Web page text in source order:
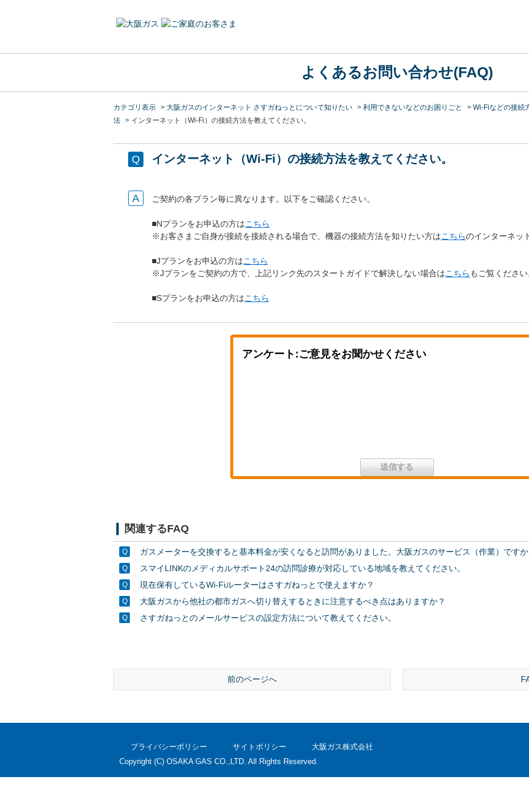
よくあるお問い合わせ(FAQ)
カテゴリ表示 > 大阪ガスのインターネット さすガねっとについて知りたい > 利用できないなどのお困りごと > Wi‐Fiなどの接続
法 > インターネット（Wi-Fi）の接続方法を教えてください。
インターネット（Wi-Fi）の接続方法を教えてください。
ご契約の各プラン毎に異なります。以下をご確認ください。
■Nプランをお申込の方はこちら
※お客さまご自身が接続を接続される場合で、機器の接続方法を知りたい方はこちらのインターネッ
■Jプランをお申込の方はこちら
※Jプランをご契約の方で、上記リンク先のスタートガイドで解決しない場合はこちら もご覧くださ
■Sプランをお申込の方はこちら
アンケート:ご意見をお聞かせください
関連するFAQ
ガスメーターを交換すると基本料金が安くなると訪問がありました。大阪ガスのサービス（作業）です
スマイLINKのメディカルサポート24の訪問診療が対応している地域を教えてください。
現在保有しているWi-Fiルーターはさすガねっとで使えますか？
大阪ガスから他社の都市ガスへ切り替えするときに注意するべき点はありますか？
さすガねっとのメールサービスの設定方法について教えてください。
前のページへ
プライバシーポリシー サイトポリシー
大阪ガス株式会社
Copyright (C) OSAKA GAS CO.,LTD. All Rights Reserved.